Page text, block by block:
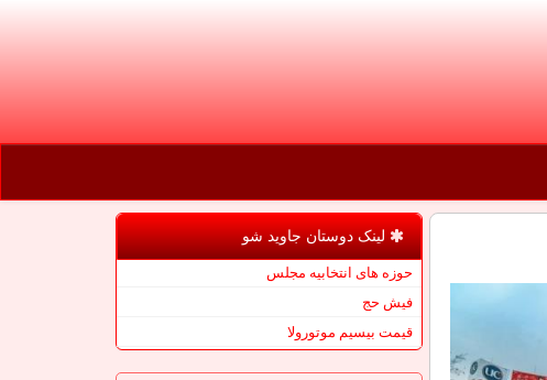
لینک دوستان جاوید شو
حوزه های انتخابیه مجلس
فیش حج
قیمت بیسیم موتورولا